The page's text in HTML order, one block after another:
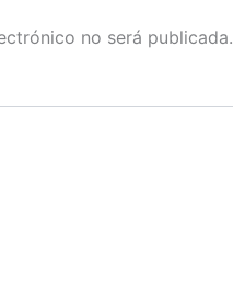
no será publicada.